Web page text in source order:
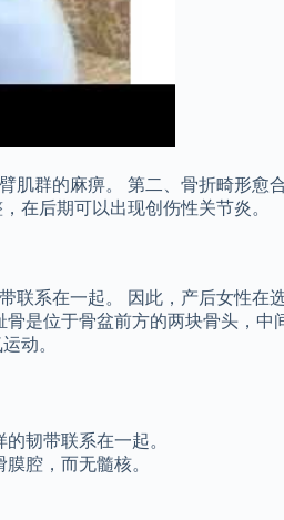
肌群的麻痹。 第二、骨折畸形愈
在后期可以出现创伤性关节炎。
系在一起。 因此，产后女性在
是位于骨盆前方的两块骨头，中
动。
韧带联系在一起。
腔，而无髓核。